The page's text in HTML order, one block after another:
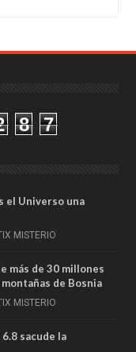
8 7
el Universo una
MISTERIO
más de 30 millones
de Bosnia
MISTERIO
sacude la